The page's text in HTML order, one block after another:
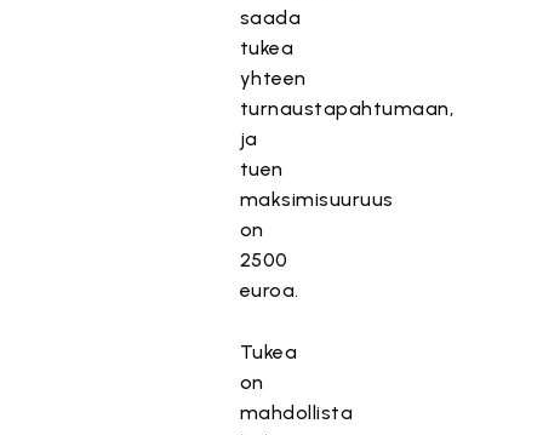
saada
tukea
yhteen
turnaustapahtumaan,
ja
tuen
maksimisuuruus
on
2500
euroa.
Tukea
on
mahdollista